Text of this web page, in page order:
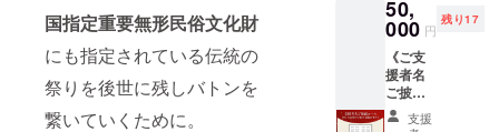
国指定重要無形民俗文化財
にも指定されている伝統の
祭りを後世に残しバトンを
繋いていくために。
話番号
を備考
欄に必
ずご記
載くだ
さ
い）。
分を優
先して
確保し
ます。
※10袋
を、別
の時
参加い
ただく
ため、
身長な
どを考
慮して
当日ご
・日
時：
歴史講
座、準
備、前
夜祭：
2026年
イズ】
2cmx8
cm程度
【掲載
期間】9
月20日
のお祭
50,
000 円
残り17
《ご支
援者名
ご披露
コー
ス》万
支援